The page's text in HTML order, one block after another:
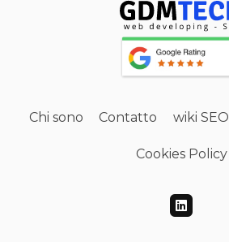
Chi sono Contatto wiki SEO
Cookies Policy